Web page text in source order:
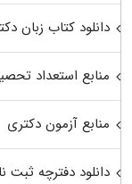
دانلود کتاب زبان
منابع استعداد
منابع آزمون دکتری
دانلود دفترچه ثبت